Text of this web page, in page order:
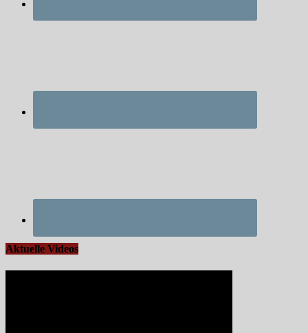
Aktuelle Videos